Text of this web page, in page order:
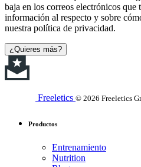
baja en los correos electrónicos que
información al respecto y sobre
nuestra política de privacidad.
¿Quieres más?
Freeletics © 2026 Freeletics
Productos
Entrenamiento
Nutrition